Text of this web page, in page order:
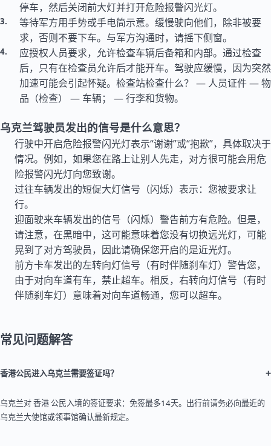
停车，然后关闭前大灯并打开危险报警闪光灯。
等待军方用手势或手电筒示意。缓慢驶向他们，除非被要
求，否则不要下车。与军方沟通时，请摇下侧窗。
应授权人员要求，允许检查车辆后备箱和内部。通过检查
后，只有在检查员允许后才能开车。驾驶应缓慢，因为突然
加速可能会引起怀疑。检查站检查什么？ — 人员证件 — 物
品（检查） — 车辆； — 行李和货物。
乌克兰驾驶员发出的信号是什么意思？
行驶中开启危险报警闪光灯表示“谢谢”或“抱歉”，具体取决于
情况。例如，如果您在路上让别人先走，对方很可能会用危
险报警闪光灯向您致谢。
过往车辆发出的短促大灯信号（闪烁）表示：您被要求让
行。
迎面驶来车辆发出的信号（闪烁）警告前方有危险。但是，
请注意，在黑暗中，这可能意味着您没有切换远光灯，可能
晃到了对方驾驶员，因此请确保您开启的是近光灯。
前方卡车发出的左转向灯信号（有时伴随刹车灯）警告您，
由于对向车道有车，禁止超车。相反，右转向灯信号（有时
伴随刹车灯）意味着对向车道畅通，您可以超车。
常见问题解答
香港公民进入乌克兰需要签证吗？ +
乌克兰对 香港 公民入境的签证要求：免签最多14天。出行前请务必向最近的
乌克兰大使馆或领事馆确认最新规定。